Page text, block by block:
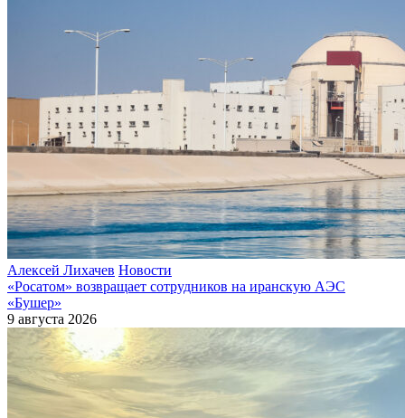
Алексей Лихачев Новости
«Росатом» возвращает сотрудников на иранскую АЭС
«Бушер»
9 августа 2026